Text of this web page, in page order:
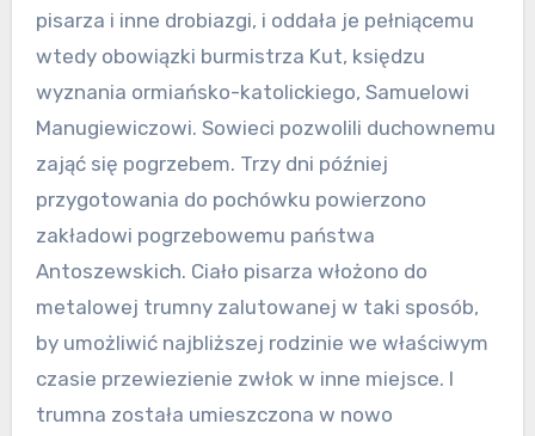
pisarza i inne drobiazgi, i oddała je pełniącemu
wtedy obowiązki burmistrza Kut, księdzu
wyznania ormiańsko-katolickiego, Samuelowi
Manugiewiczowi. Sowieci pozwolili duchownemu
zająć się pogrzebem. Trzy dni później
przygotowania do pochówku powierzono
zakładowi pogrzebowemu państwa
Antoszewskich. Ciało pisarza włożono do
metalowej trumny zalutowanej w taki sposób,
by umożliwić najbliższej rodzinie we właściwym
czasie przewiezienie zwłok w inne miejsce. I
trumna została umieszczona w nowo